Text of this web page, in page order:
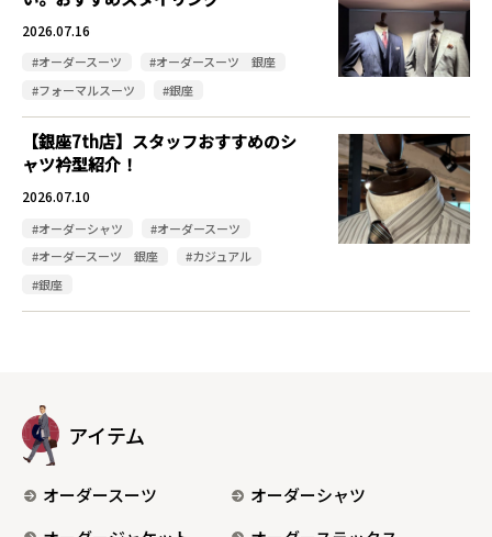
2026.07.16
#オーダースーツ
#オーダースーツ 銀座
#フォーマルスーツ
#銀座
【銀座7th店】スタッフおすすめのシ
ャツ衿型紹介！
2026.07.10
#オーダーシャツ
#オーダースーツ
#オーダースーツ 銀座
#カジュアル
#銀座
アイテム
オーダースーツ
オーダーシャツ